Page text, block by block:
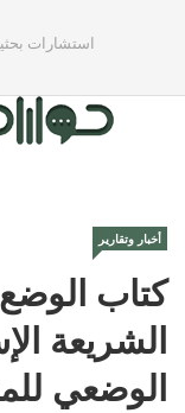
استشارات
أخبار وتقارير
كتاب
الشريعة
الوضعي